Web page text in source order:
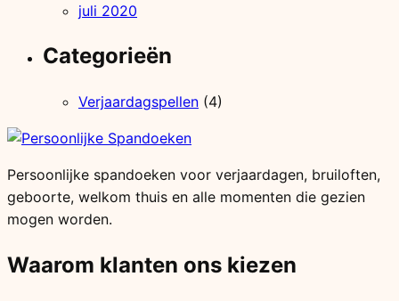
juli 2020
Categorieën
Verjaardagspellen (4)
Persoonlijke spandoeken voor verjaardagen, bruiloften,
geboorte, welkom thuis en alle momenten die gezien
mogen worden.
Waarom klanten ons kiezen